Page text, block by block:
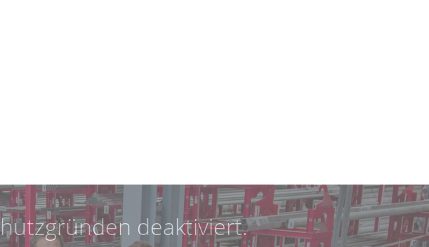
deaktiviert.